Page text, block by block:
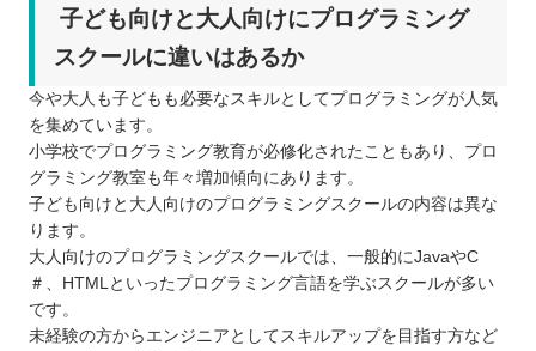
子ども向けと大人向けにプログラミング
スクールに違いはあるか
今や大人も子どもも必要なスキルとしてプログラミングが人気
を集めています。
小学校でプログラミング教育が必修化されたこともあり、プロ
グラミング教室も年々増加傾向にあります。
子ども向けと大人向けのプログラミングスクールの内容は異な
ります。
大人向けのプログラミングスクールでは、一般的にJavaやC
＃、HTMLといったプログラミング言語を学ぶスクールが多い
です。
未経験の方からエンジニアとしてスキルアップを目指す方など